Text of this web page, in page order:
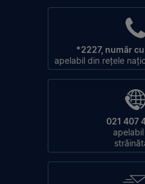
*2227, număr
apelabil din rețele
021 407